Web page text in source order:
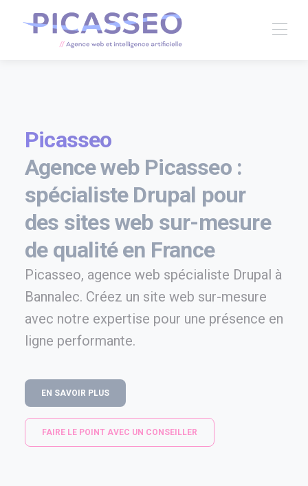
Picasseo
Agence web Picasseo :
spécialiste Drupal pour
des sites web sur-mesure
de qualité en France
Picasseo, agence web spécialiste Drupal à
Bannalec. Créez un site web sur-mesure
avec notre expertise pour une présence en
ligne performante.
EN SAVOIR PLUS
FAIRE LE POINT AVEC UN CONSEILLER